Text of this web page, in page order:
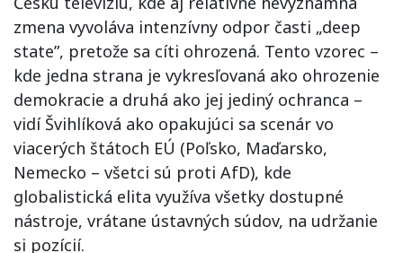
zmena vyvoláva intenzívny odpor časti „deep
state”, pretože sa cíti ohrozená. Tento vzorec –
kde jedna strana je vykresľovaná ako ohrozenie
demokracie a druhá ako jej jediný ochranca –
vidí Švihlíková ako opakujúci sa scenár vo
viacerých štátoch EÚ (Poľsko, Maďarsko,
Nemecko – všetci sú proti AfD), kde
globalistická elita využíva všetky dostupné
nástroje, vrátane ústavných súdov, na udržanie
si pozícií.